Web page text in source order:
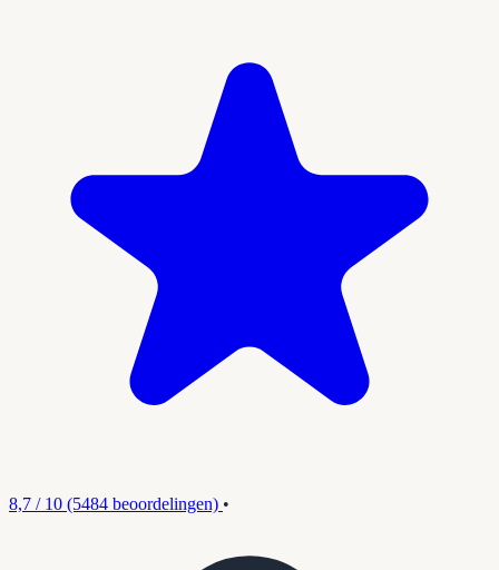
8,7 / 10 (5484 beoordelingen) •